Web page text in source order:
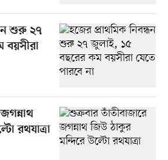
শুরু ২৭
রথযাত্রা